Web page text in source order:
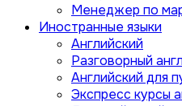
Менеджер по
Иностранные языки
Английский
Разговорный
Английский для
Экспресс курсы